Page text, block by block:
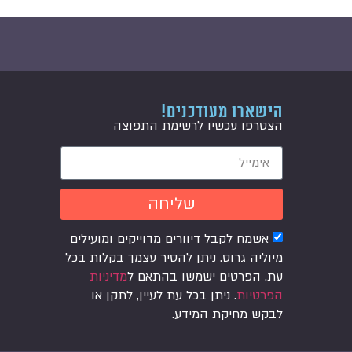
הישארו מעודכנים!
הצטרפו עכשיו לרשימת התפוצה
אשמח לקבל דיוורים מדוייקים ומועילים
מיוליה גרוס. ניתן להסיר עצמך בקלות בכל
עת. הפרטים ישמשו בהתאם למדיניות
הפרטיות. ניתן בכל עת לעיין, לתקן או
לבקש מחיקת המידע.
שליחה